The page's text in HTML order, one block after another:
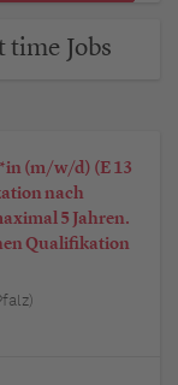
Jobs
(m/w/d) (E 13
nach
5 Jahren.
Qualifikation